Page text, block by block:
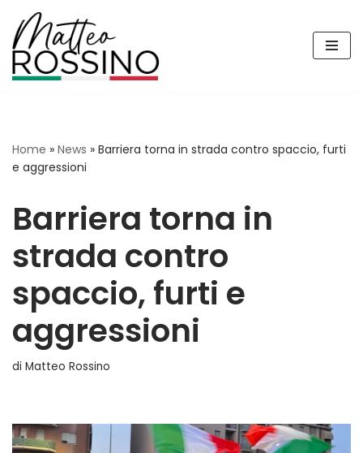
Vai
al
contenuto
Home » News » Barriera torna in strada contro spaccio, furti
e aggressioni
Barriera torna in
strada contro
spaccio, furti e
aggressioni
di Matteo Rossino